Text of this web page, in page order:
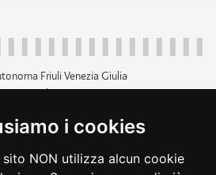
i cookies
sito NON utilizza alcun cookie
Friuli Venezia Giulia
p.iva 00526040324
040 3771111